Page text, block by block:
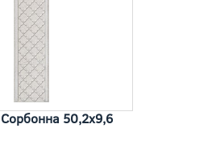
50,2x9,6